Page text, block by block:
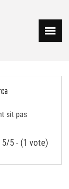
sit pas
5/5 - (1 vote)